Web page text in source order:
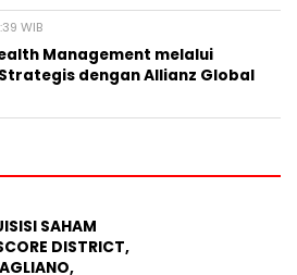
WIB
Management melalui
dengan Allianz Global
SAHAM
DISTRICT,